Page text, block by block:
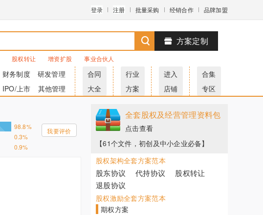
登录 注册 批量采购 经销合作 品牌加盟
股权转让 增资扩股 事业合伙人
方案定制
财务制度
研发管理
IPO/上市 其他管理
合同
大全
行业
方案
进入
店铺
合集
专区
98.8%
0.3%
0.9%
我要评价
全套股权及经营管理资料包
点击查看
【61个文件，初创及中小企业必备】
股权架构全套方案范本
股东协议 代持协议
股权转让
退股协议
股权激励全套方案范本
期权方案